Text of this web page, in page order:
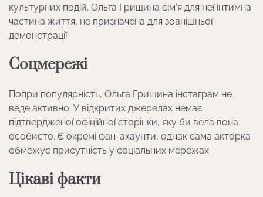
культурних подій. Ольга Гришина сім’я для неї інтимна
частина життя, не призначена для зовнішньої
демонстрації.
Соцмережі
Попри популярність, Ольга Гришина інстаграм не
веде активно. У відкритих джерелах немає
підтвердженої офіційної сторінки, яку би вела вона
особисто. Є окремі фан-акаунти, однак сама акторка
обмежує присутність у соціальних мережах.
Цікаві факти